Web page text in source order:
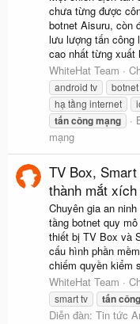
chưa từng được
botnet Aisuru, còn
lưu lượng tấn công
cao nhất từng xuất
WhiteHat Team
android tv
hạ tầng internet
tấncôngmạng
mạng
TV Box,
thành mắt
Chuyên gia an
tầng botnet quy
thiết bị TV Box và
cấu hình phần
chiếm quyền kiểm
WhiteHat Team
smart tv
tấncông
Diễn đàn: Tin tức